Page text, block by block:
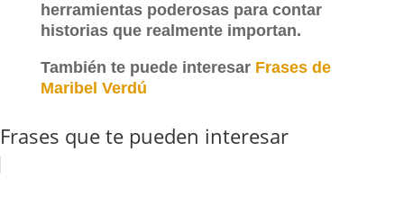
herramientas poderosas para contar
historias que realmente importan.
También te puede interesar Frases de
Maribel Verdú
Frases que te pueden interesar